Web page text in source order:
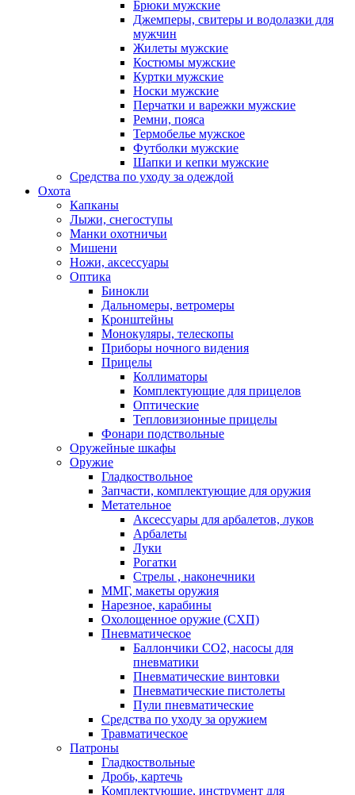
Брюки мужские
Джемперы, свитеры и водолазки для
мужчин
Жилеты мужские
Костюмы мужские
Куртки мужские
Носки мужские
Перчатки и варежки мужские
Ремни, пояса
Термобелье мужское
Футболки мужские
Шапки и кепки мужские
Средства по уходу за одеждой
Охота
Капканы
Лыжи, снегоступы
Манки охотничьи
Мишени
Ножи, аксессуары
Оптика
Бинокли
Дальномеры, ветромеры
Кронштейны
Монокуляры, телескопы
Приборы ночного видения
Прицелы
Коллиматоры
Комплектующие для прицелов
Оптические
Тепловизионные прицелы
Фонари подствольные
Оружейные шкафы
Оружие
Гладкоствольное
Запчасти, комплектующие для оружия
Метательное
Аксессуары для арбалетов, луков
Арбалеты
Луки
Рогатки
Стрелы , наконечники
ММГ, макеты оружия
Нарезное, карабины
Охолощенное оружие (СХП)
Пневматическое
Баллончики СО2, насосы для
пневматики
Пневматические винтовки
Пневматические пистолеты
Пули пневматические
Средства по уходу за оружием
Травматическое
Патроны
Гладкоствольные
Дробь, картечь
Комплектующие, инструмент для